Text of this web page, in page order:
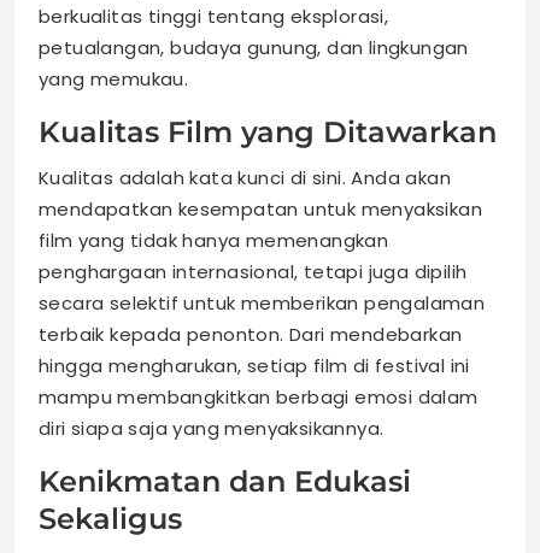
berkualitas tinggi tentang eksplorasi,
petualangan, budaya gunung, dan lingkungan
yang memukau.
Kualitas Film yang Ditawarkan
Kualitas adalah kata kunci di sini. Anda akan
mendapatkan kesempatan untuk menyaksikan
film yang tidak hanya memenangkan
penghargaan internasional, tetapi juga dipilih
secara selektif untuk memberikan pengalaman
terbaik kepada penonton. Dari mendebarkan
hingga mengharukan, setiap film di festival ini
mampu membangkitkan berbagi emosi dalam
diri siapa saja yang menyaksikannya.
Kenikmatan dan Edukasi
Sekaligus